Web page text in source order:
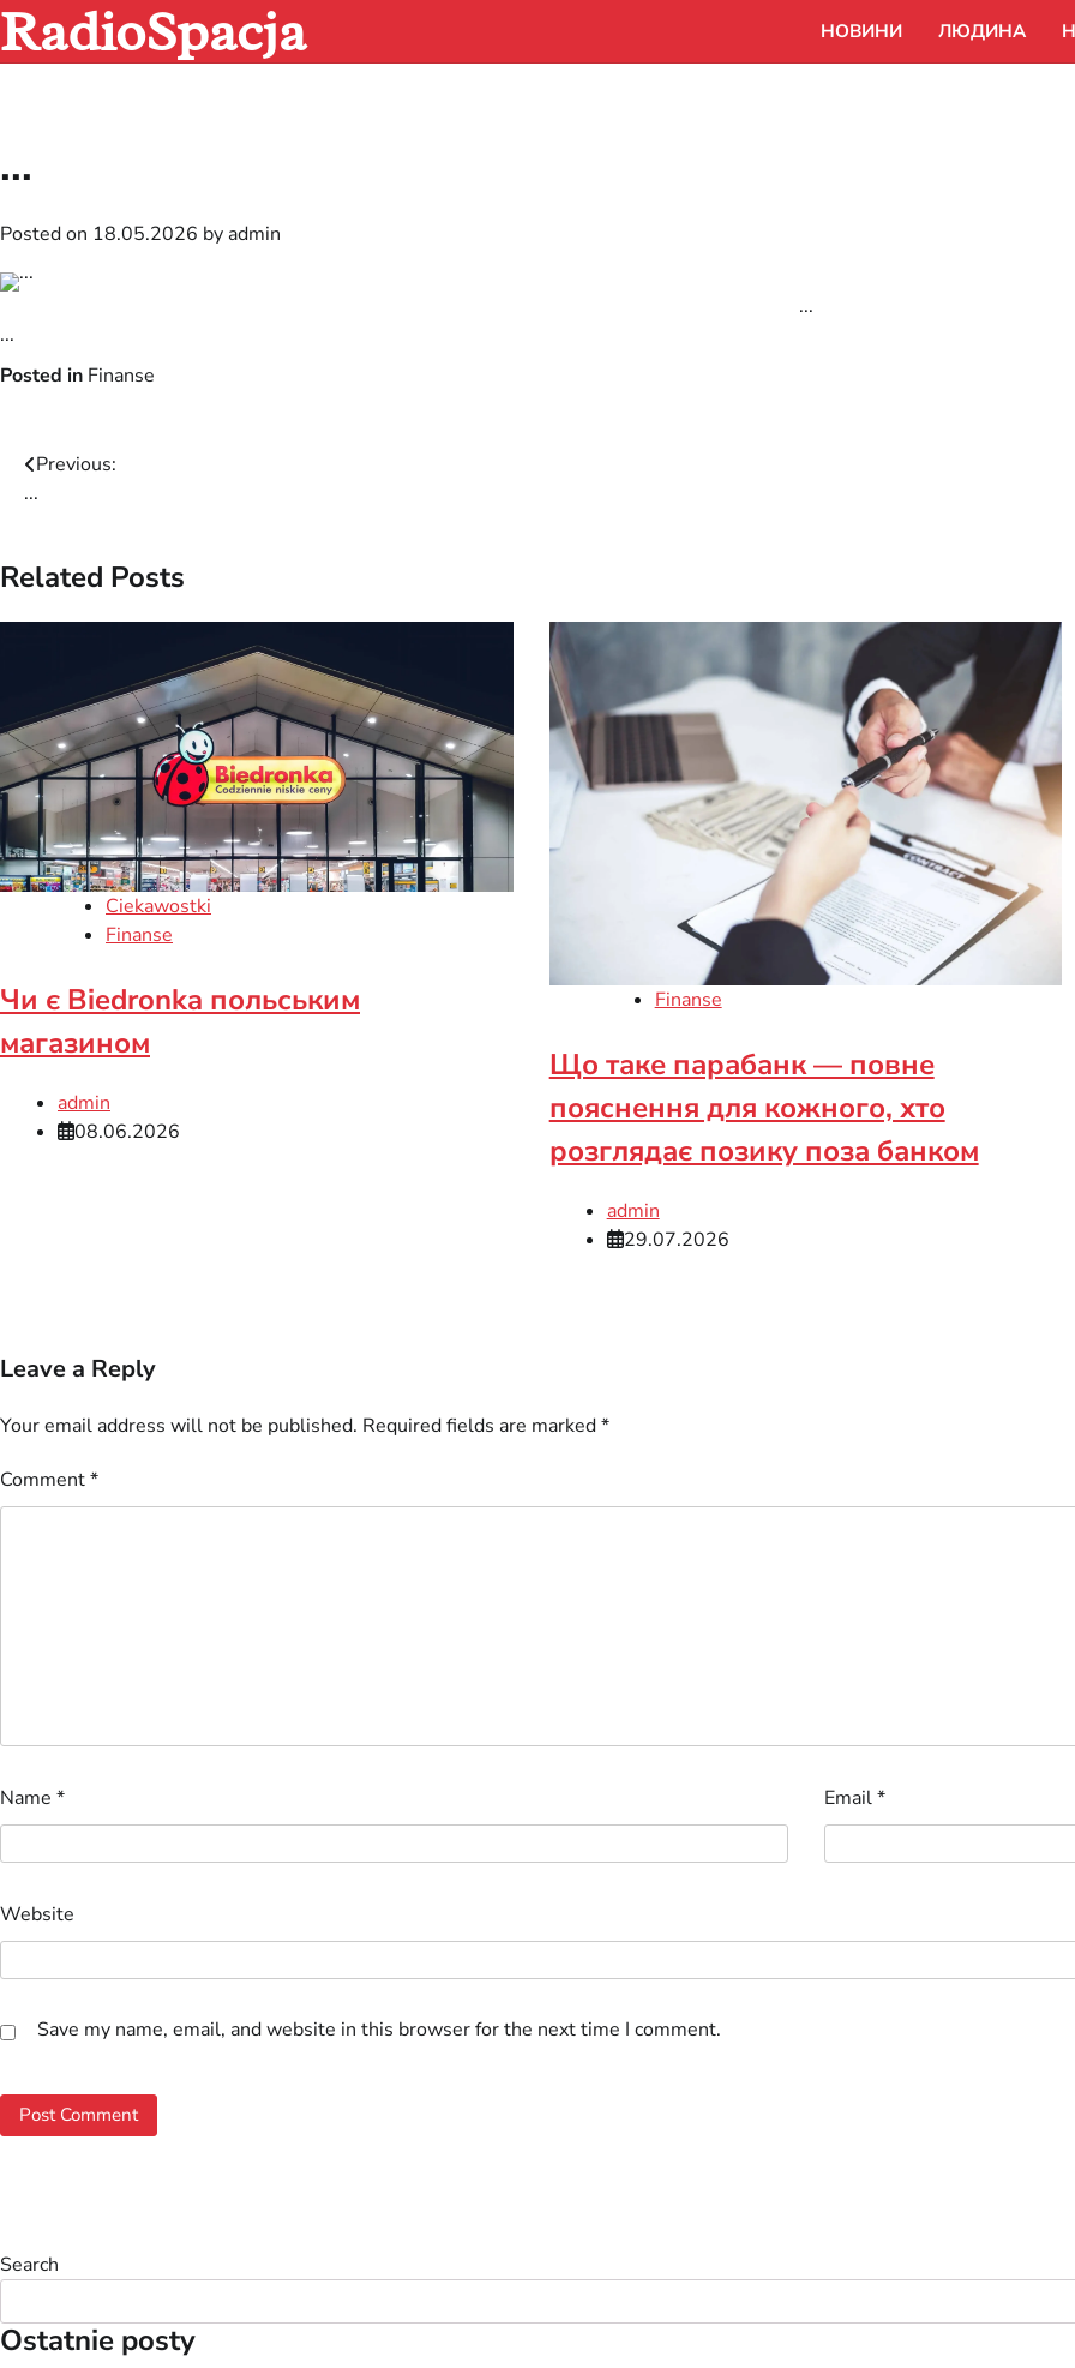
Skip
to
content
RadioSpacja НОВИНИ ЛЮДИНА
...
Posted on 18.05.2026 by admin
...
...
Posted in Finanse
Post
Previous:
...
Related Posts
Ciekawostki
Finanse
Чи є Biedronka польським
магазином
admin
08.06.2026
Finanse
Що таке парабанк — повне
пояснення для кожного, хто
розглядає позику поза банком
admin
29.07.2026
Leave a Reply
Your email address will not be published. Required fields are marked*
Comment*
Name * Email*
Website
Save my name, email, and website in this browser for the next time I comment.
Search
Ostatnie posty